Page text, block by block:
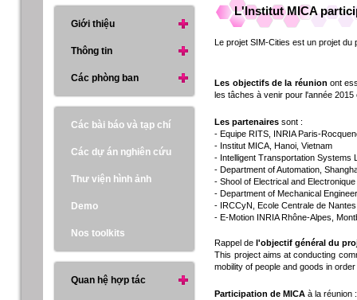
L'Institut MICA
Le projet SIM-Cities est un projet du
Les objectifs de la réunion ont
les tâches à venir pour l'année
Les partenaires sont :
- Equipe RITS, INRIA Paris-
- Institut MICA, Hanoi, Vietnam
- Intelligent Transportation Systems
- Department of Automation,
- Shool of Electrical and
- Department of Mechanical
- IRCCyN, Ecole Centrale de
- E-Motion INRIA Rhône-Alpes,
Rappel del'objectif général du
This project aims at conducting
mobility of people and goods in
Participation de MICA à la réunion :
Giới thiệu
Thông tin
Các phòng ban
Các bài báo và tạp chí
Các dự án nghiên cứu
Thư viện hình ảnh
Demo
Nos toolkits
Quan hệ hợp tác